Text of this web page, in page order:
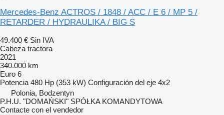
Mercedes-Benz ACTROS / 1848 / ACC / E 6 / MP 5 /
RETARDER / HYDRAULIKA / BIG S
49.400 € Sin IVA
Cabeza tractora
2021
340.000 km
Euro 6
Potencia 480 Hp (353 kW) Configuración del eje 4x2
Polonia, Bodzentyn
P.H.U. "DOMAŃSKI" SPÓŁKA KOMANDYTOWA
Contacte con el vendedor